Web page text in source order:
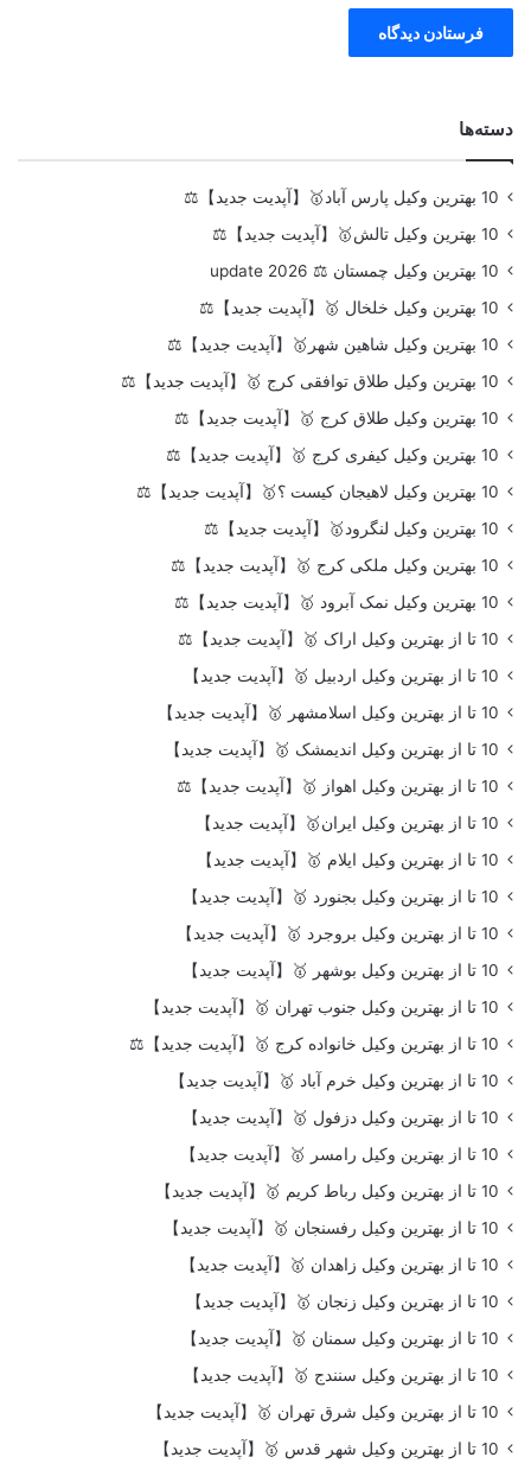
دسته‌ها
10 بهترین وکیل پارس آباد🥇【آپدیت جدید】⚖️
10 بهترین وکیل تالش🥇【آپدیت جدید】⚖️
10 بهترین وکیل چمستان ⚖️ update 2026
10 بهترین وکیل خلخال 🥇【آپدیت جدید】⚖️
10 بهترین وکیل شاهین شهر🥇【آپدیت جدید】⚖️
10 بهترین وکیل طلاق توافقی کرج 🥇【آپدیت جدید】⚖️
10 بهترین وکیل طلاق کرج 🥇【آپدیت جدید】⚖️
10 بهترین وکیل کیفری کرج 🥇【آپدیت جدید】⚖️
10 بهترین وکیل لاهیجان کیست ؟🥇【آپدیت جدید】⚖️
10 بهترین وکیل لنگرود🥇【آپدیت جدید】⚖️
10 بهترین وکیل ملکی کرج 🥇【آپدیت جدید】⚖️
10 بهترین وکیل نمک آبرود 🥇【آپدیت جدید】⚖️
10 تا از بهترین وکیل اراک 🥇【آپدیت جدید】⚖️
10 تا از بهترین وکیل اردبیل 🥇【آپدیت جدید】
10 تا از بهترین وکیل اسلامشهر 🥇【آپدیت جدید】
10 تا از بهترین وکیل اندیمشک 🥇【آپدیت جدید】
10 تا از بهترین وکیل اهواز 🥇【آپدیت جدید】⚖️
10 تا از بهترین وکیل ایران🥇【آپدیت جدید】
10 تا از بهترین وکیل ایلام 🥇【آپدیت جدید】
10 تا از بهترین وکیل بجنورد 🥇【آپدیت جدید】
10 تا از بهترین وکیل بروجرد 🥇【آپدیت جدید】
10 تا از بهترین وکیل بوشهر 🥇【آپدیت جدید】
10 تا از بهترین وکیل جنوب تهران 🥇【آپدیت جدید】
10 تا از بهترین وکیل خانواده کرج 🥇【آپدیت جدید】⚖️
10 تا از بهترین وکیل خرم آباد 🥇【آپدیت جدید】
10 تا از بهترین وکیل دزفول 🥇【آپدیت جدید】
10 تا از بهترین وکیل رامسر 🥇【آپدیت جدید】
10 تا از بهترین وکیل رباط کریم 🥇【آپدیت جدید】
10 تا از بهترین وکیل رفسنجان 🥇【آپدیت جدید】
10 تا از بهترین وکیل زاهدان 🥇【آپدیت جدید】
10 تا از بهترین وکیل زنجان 🥇【آپدیت جدید】
10 تا از بهترین وکیل سمنان 🥇【آپدیت جدید】
10 تا از بهترین وکیل سنندج 🥇【آپدیت جدید】
10 تا از بهترین وکیل شرق تهران 🥇【آپدیت جدید】
10 تا از بهترین وکیل شهر قدس 🥇【آپدیت جدید】